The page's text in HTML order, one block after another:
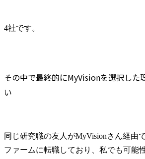
4社です。
その中で最終的にMyVisionを選択した
い
同じ研究職の友人がMyVisionさん経由
ファームに転職しており、私でも可能